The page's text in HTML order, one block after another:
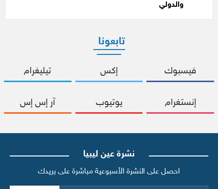
والدولي
تابعونا
فيسبوك إكس تيليغرام
إنستغرام يوتيوب آر إس إس
نشرة عين ليبيا
احصل على النشرة الأسبوعية مباشرة على بريدك